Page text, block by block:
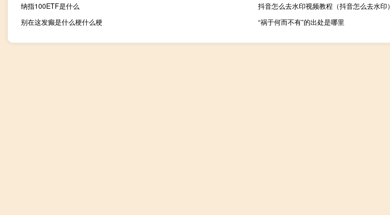
纳指100ETF是什么
抖音怎么去水印视频教程（抖音怎么去水印）
别在这发癫是什么梗什么梗
“祸于何而不有”的出处是哪里